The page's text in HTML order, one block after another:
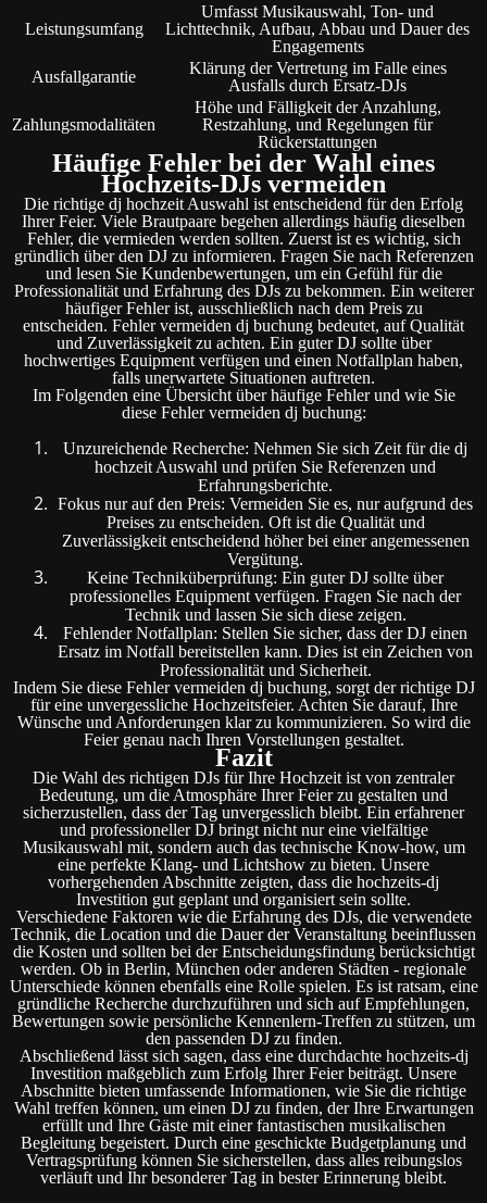
Leistungsumfang
Umfasst Musikauswahl, Ton- und
Lichttechnik, Aufbau, Abbau und Dauer des
Engagements
Ausfallgarantie
Klärung der Vertretung im Falle eines
Ausfalls durch Ersatz-DJs
Zahlungsmodalitäten
Höhe und Fälligkeit der Anzahlung,
Restzahlung, und Regelungen für
Rückerstattungen
Häufige Fehler bei der Wahl eines
Hochzeits-DJs vermeiden
Die richtige dj hochzeit Auswahl ist entscheidend für den Erfolg
Ihrer Feier. Viele Brautpaare begehen allerdings häufig dieselben
Fehler, die vermieden werden sollten. Zuerst ist es wichtig, sich
gründlich über den DJ zu informieren. Fragen Sie nach Referenzen
und lesen Sie Kundenbewertungen, um ein Gefühl für die
Professionalität und Erfahrung des DJs zu bekommen. Ein weiterer
häufiger Fehler ist, ausschließlich nach dem Preis zu
entscheiden. Fehler vermeiden dj buchung bedeutet, auf Qualität
und Zuverlässigkeit zu achten. Ein guter DJ sollte über
hochwertiges Equipment verfügen und einen Notfallplan haben,
falls unerwartete Situationen auftreten.
Im Folgenden eine Übersicht über häufige Fehler und wie Sie
diese Fehler vermeiden dj buchung:
Unzureichende Recherche: Nehmen Sie sich Zeit für die dj
hochzeit Auswahl und prüfen Sie Referenzen und
Erfahrungsberichte.
Fokus nur auf den Preis: Vermeiden Sie es, nur aufgrund des
Preises zu entscheiden. Oft ist die Qualität und
Zuverlässigkeit entscheidend höher bei einer angemessenen
Vergütung.
Keine Techniküberprüfung: Ein guter DJ sollte über
professionelles Equipment verfügen. Fragen Sie nach der
Technik und lassen Sie sich diese zeigen.
Fehlender Notfallplan: Stellen Sie sicher, dass der DJ einen
Ersatz im Notfall bereitstellen kann. Dies ist ein Zeichen von
Professionalität und Sicherheit.
Indem Sie diese Fehler vermeiden dj buchung, sorgt der richtige DJ
für eine unvergessliche Hochzeitsfeier. Achten Sie darauf, Ihre
Wünsche und Anforderungen klar zu kommunizieren. So wird die
Feier genau nach Ihren Vorstellungen gestaltet.
Fazit
Die Wahl des richtigen DJs für Ihre Hochzeit ist von zentraler
Bedeutung, um die Atmosphäre Ihrer Feier zu gestalten und
sicherzustellen, dass der Tag unvergesslich bleibt. Ein erfahrener
und professioneller DJ bringt nicht nur eine vielfältige
Musikauswahl mit, sondern auch das technische Know-how, um
eine perfekte Klang- und Lichtshow zu bieten. Unsere
vorhergehenden Abschnitte zeigten, dass die hochzeits-dj
Investition gut geplant und organisiert sein sollte.
Verschiedene Faktoren wie die Erfahrung des DJs, die verwendete
Technik, die Location und die Dauer der Veranstaltung beeinflussen
die Kosten und sollten bei der Entscheidungsfindung berücksichtigt
werden. Ob in Berlin, München oder anderen Städten - regionale
Unterschiede können ebenfalls eine Rolle spielen. Es ist ratsam, eine
gründliche Recherche durchzuführen und sich auf Empfehlungen,
Bewertungen sowie persönliche Kennenlern-Treffen zu stützen, um
den passenden DJ zu finden.
Abschließend lässt sich sagen, dass eine durchdachte hochzeits-dj
Investition maßgeblich zum Erfolg Ihrer Feier beiträgt. Unsere
Abschnitte bieten umfassende Informationen, wie Sie die richtige
Wahl treffen können, um einen DJ zu finden, der Ihre Erwartungen
erfüllt und Ihre Gäste mit einer fantastischen musikalischen
Begleitung begeistert. Durch eine geschickte Budgetplanung und
Vertragsprüfung können Sie sicherstellen, dass alles reibungslos
verläuft und Ihr besonderer Tag in bester Erinnerung bleibt.